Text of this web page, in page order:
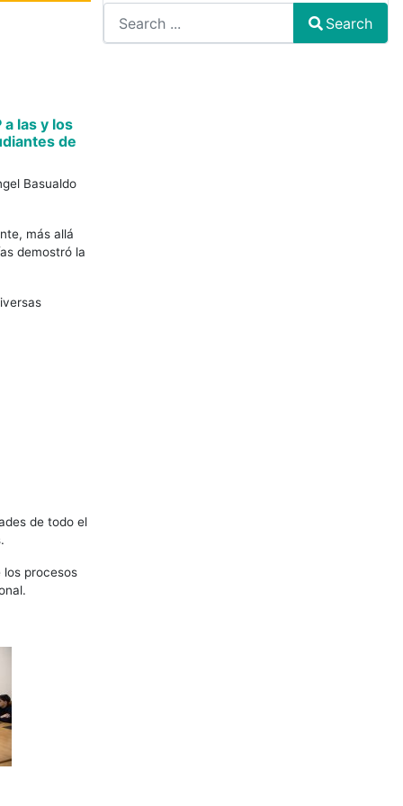
las y los
de
Basualdo
más allá
demostró la
de todo el
procesos
Search